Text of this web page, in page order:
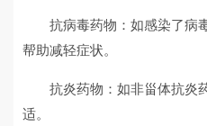
抗病毒药物：如感染了病
帮助减轻症状。
抗炎药物：如非甾体抗炎
适。